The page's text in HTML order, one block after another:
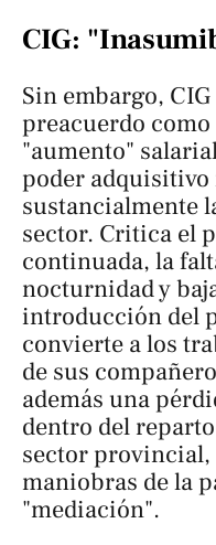
CIG:
Sin embargo,
preacuerdo
"aumento"
poder
sustancialmente
sector. Critica el
continuada, la
nocturnidad y
introducción del
convierte a los
de sus
además una
dentro del
sector provincial,
maniobras de la
"mediación".